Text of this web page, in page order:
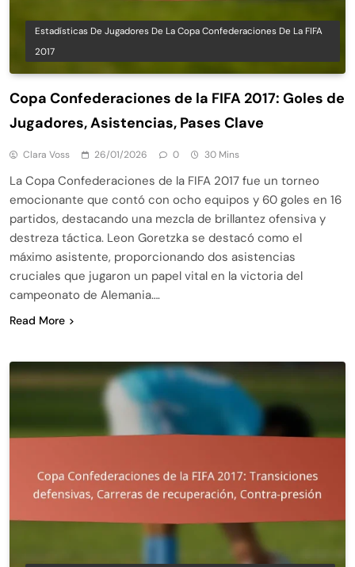
Estadísticas De Jugadores De La Copa Confederaciones De La FIFA
2017
Copa Confederaciones de la FIFA 2017: Goles de
Jugadores, Asistencias, Pases Clave
Clara Voss 26/01/2026 0 30 Mins
La Copa Confederaciones de la FIFA 2017 fue un torneo
emocionante que contó con ocho equipos y 60 goles en 16
partidos, destacando una mezcla de brillantez ofensiva y
destreza táctica. Leon Goretzka se destacó como el
máximo asistente, proporcionando dos asistencias
cruciales que jugaron un papel vital en la victoria del
campeonato de Alemania….
Read More